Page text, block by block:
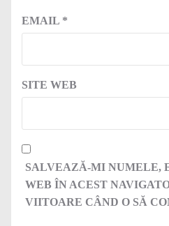
EMAIL *
SITE WEB
SALVEAZĂ-MI NUMELE,
WEB ÎN ACEST
VIITOARE CÂND O SĂ